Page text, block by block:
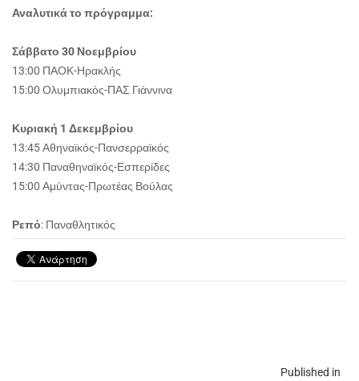
Published in
Αναλυτικά το πρόγραμμα:
Σάββατο 30 Νοεμβρίου
13:00 ΠΑΟΚ-Ηρακλής
15:00 Ολυμπιακός-ΠΑΣ Γιάννινα
Κυριακή 1 Δεκεμβρίου
13:45 Αθηναϊκός-Πανσερραϊκός
14:30 Παναθηναϊκός-Εσπερίδες
15:00 Αμύντας-Πρωτέας Βούλας
Ρεπό: Παναθλητικός